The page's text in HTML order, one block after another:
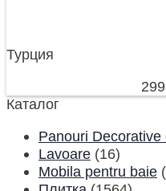
Турция
299
Каталог
Panouri
Lavoare (16)
Mobila pentru baie